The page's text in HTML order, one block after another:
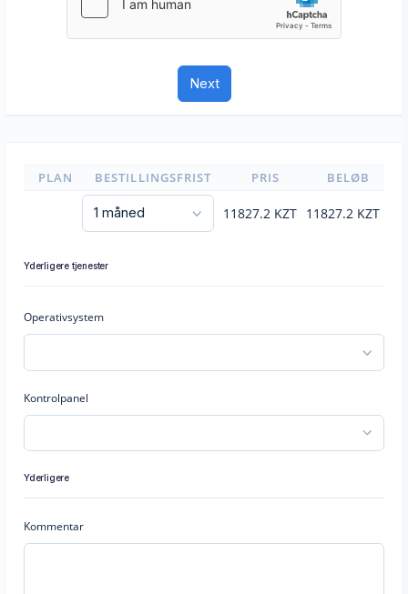
PLAN BESTILLINGSFRIST PRIS BELØB
11827.2 KZT 11827.2 KZT
Yderligere tjenester
Operativsystem
Kontrolpanel
Yderligere
Kommentar